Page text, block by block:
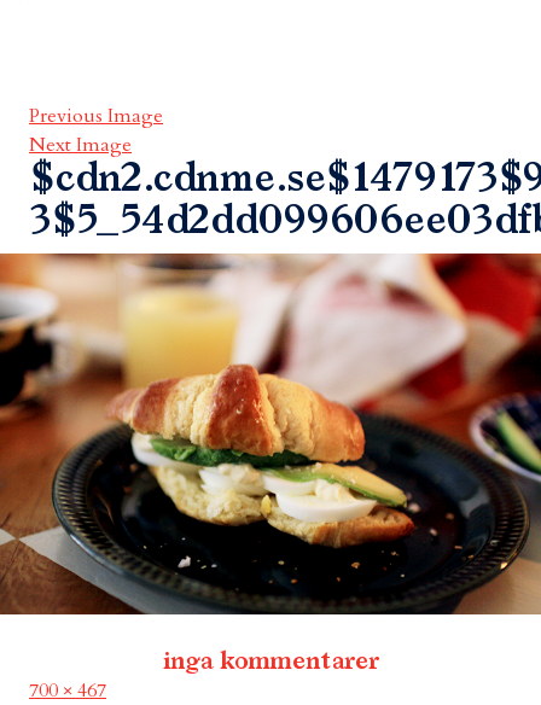
Previous Image
Next Image
inga kommentarer
Full
700 × 467